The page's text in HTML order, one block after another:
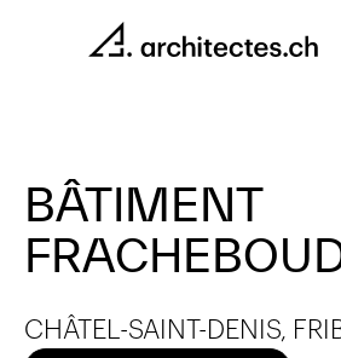
BÂTIMENT
CHÂTEL-SAINT-DENIS,